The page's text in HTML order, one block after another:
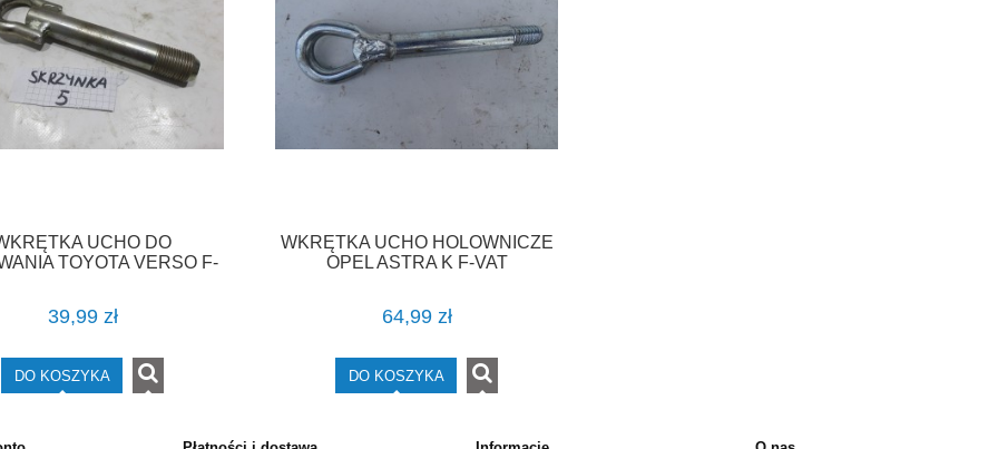
UCHO DO
TOYOTA VERSO F-
39,99 zł
DO KOSZYKA
WKRĘTKA UCHO HOLOWNICZE
OPEL ASTRA K F-VAT
64,99 zł
DO KOSZYKA